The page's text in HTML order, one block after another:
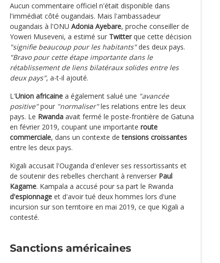
Aucun commentaire officiel n'était disponible dans
l'immédiat côté ougandais. Mais l'ambassadeur
ougandais à l'ONU Adonia Ayebare, proche conseiller de
Yoweri Museveni, a estimé sur Twitterque cette décision
"signifie beaucoup pour les habitants"des deux pays.
"Bravo pour cette étape importante dans le
rétablissement de liens bilatéraux solides entre les
deux pays", a-t-il ajouté.
L'Union africaine a également salué une "avancée
positive"pour "normaliser"les relations entre les deux
pays. Le Rwanda avait fermé le poste-frontière de Gatuna
en février 2019, coupant une importante route
commerciale, dans un contexte detensions croissantes
entre les deux pays.
Kigali accusait l'Ouganda d'enlever ses ressortissants et
de soutenir des rebelles cherchant à renverser Paul
Kagame. Kampala a accusé pour sa part le Rwanda
d'espionnage et d'avoir tué deux hommes lors d'une
incursion sur son territoire en mai 2019, ce que Kigali a
contesté.
Sanctions américaines